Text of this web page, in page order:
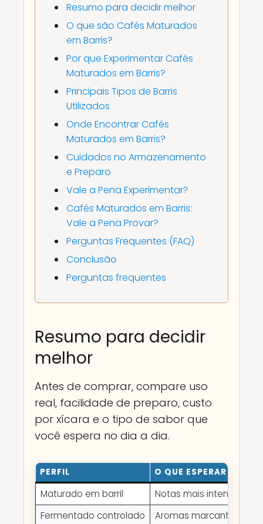
Resumo para decidir melhor
O que são Cafés Maturados
em Barris?
Por que Experimentar Cafés
Maturados em Barris?
Principais Tipos de Barris
Utilizados
Onde Encontrar Cafés
Maturados em Barris?
Cuidados no Armazenamento
e Preparo
Vale a Pena Experimentar?
Cafés Maturados em Barris:
Vale a Pena Provar?
Perguntas Frequentes (FAQ)
Conclusão
Perguntas frequentes
Resumo para decidir
melhor
Antes de comprar, compare uso
real, facilidade de preparo, custo
por xícara e o tipo de sabor que
você espera no dia a dia.
PERFIL O QUE ESPERAR
Maturado em barril
Notas mais intensas e
Fermentado controlado
Aromas marcantes